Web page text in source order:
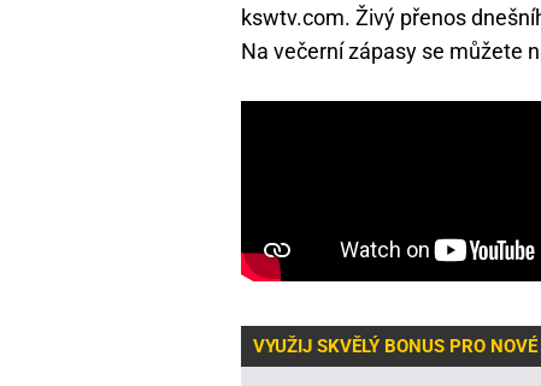
kswtv.com. Živý přenos
Na večerní zápasy se můžete
VYUŽIJ SKVĚLÝ BONUS PRO